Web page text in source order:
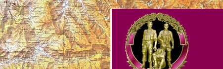
" />